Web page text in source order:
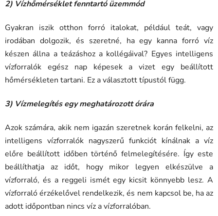
2) Vízhőmérséklet fenntartó üzemmód
Gyakran iszik otthon forró italokat, például teát, vagy
irodában dolgozik, és szeretné, ha egy kanna forró víz
készen állna a teázáshoz a kollégáival? Egyes intelligens
vízforralók egész nap képesek a vizet egy beállított
hőmérsékleten tartani. Ez a választott típustól függ.
3) Vízmelegítés egy meghatározott órára
Azok számára, akik nem igazán szeretnek korán felkelni, az
intelligens vízforralók nagyszerű funkciót kínálnak a víz
előre beállított időben történő felmelegítésére. Így este
beállíthatja az időt, hogy mikor legyen elkészülve a
vízforraló, és a reggeli ismét egy kicsit könnyebb lesz. A
vízforraló érzékelővel rendelkezik, és nem kapcsol be, ha az
adott időpontban nincs víz a vízforralóban.